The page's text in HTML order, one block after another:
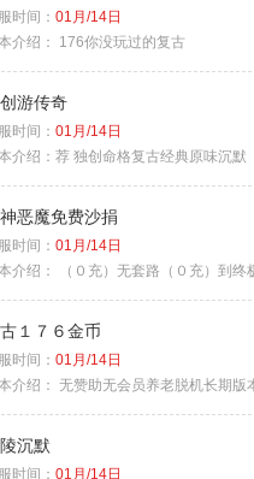
时间： 01月/14日
介绍：
176你没玩过的复古
游传奇
时间： 01月/14日
介绍： 荐 独创命格复古经典原味沉默
恶魔免费沙捐
时间： 01月/14日
介绍：
（０充）无套路（０充）到终极（
１７６金币
时间： 01月/14日
介绍： 无赞助无会员养老脱机长期版
沉默
时间： 01月/14日